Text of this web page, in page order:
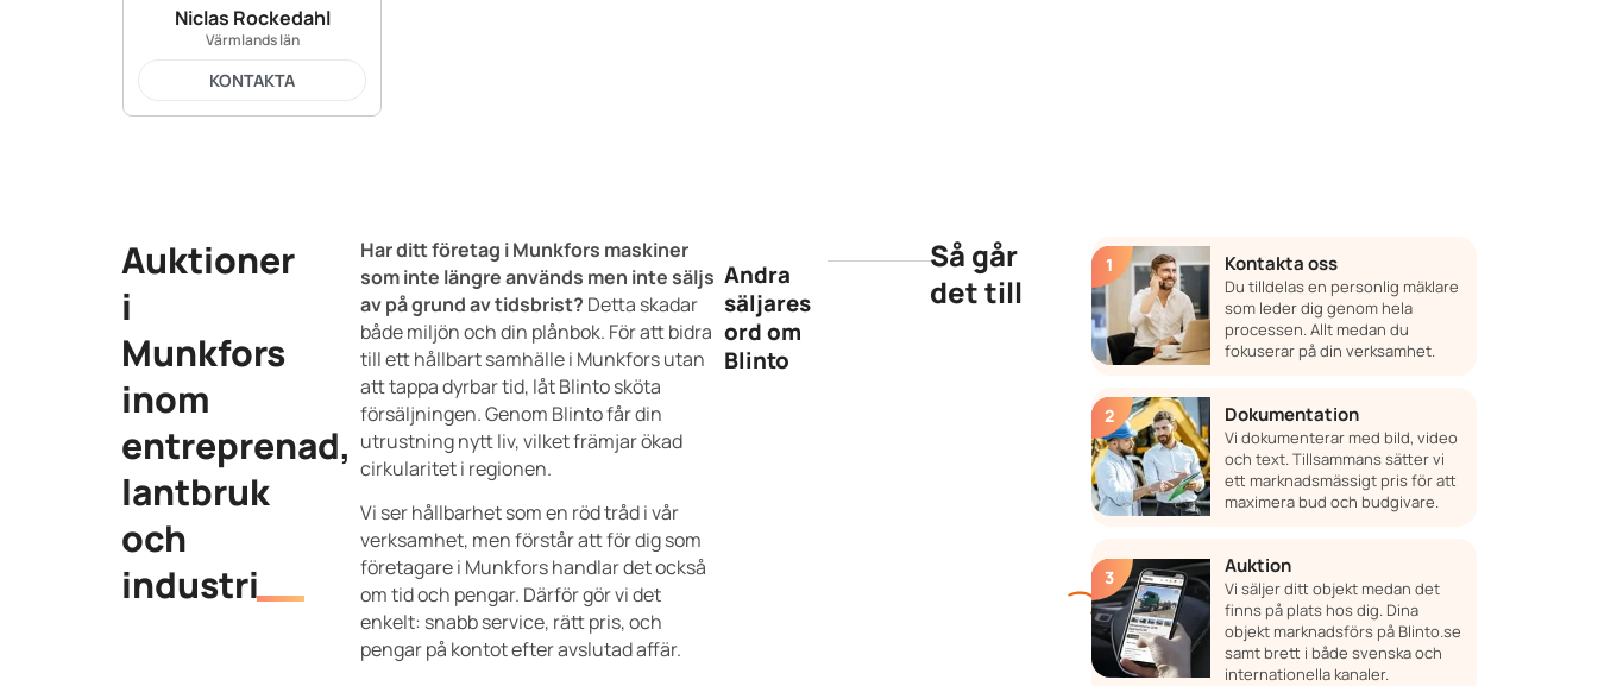
Niclas Rockedahl
Värmlands län
KONTAKTA
Auktioner
i
Munkfors
inom
entreprenad,
lantbruk
och
industri
Har ditt företag i Munkfors maskiner
som inte längre används men inte säljs
av på grund av tidsbrist? Detta skadar
både miljön och din plånbok. För att bidra
till ett hållbart samhälle i Munkfors utan
att tappa dyrbar tid, låt Blinto sköta
försäljningen. Genom Blinto får din
utrustning nytt liv, vilket främjar ökad
cirkularitet i regionen.
Vi ser hållbarhet som en röd tråd i vår
verksamhet, men förstår att för dig som
företagare i Munkfors handlar det också
om tid och pengar. Därför gör vi det
enkelt: snabb service, rätt pris, och
pengar på kontot efter avslutad affär.
Andra
säljares
ord om
Blinto
Så går
det till
Kontakta oss
Du tilldelas en personlig mäklare
som leder dig genom hela
processen. Allt medan du
fokuserar på din verksamhet.
Dokumentation
Vi dokumenterar med bild, video
och text. Tillsammans sätter vi
ett marknadsmässigt pris för att
maximera bud och budgivare.
Auktion
Vi säljer ditt objekt medan det
finns på plats hos dig. Dina
objekt marknadsförs på Blinto.se
samt brett i både svenska och
internationella kanaler.